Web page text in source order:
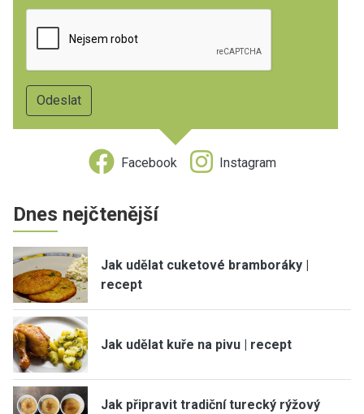
Facebook Instagram
Dnes nejčtenější
Jak udělat cuketové bramboráky |
recept
Jak udělat kuře na pivu | recept
Jak připravit tradiční turecký rýžový